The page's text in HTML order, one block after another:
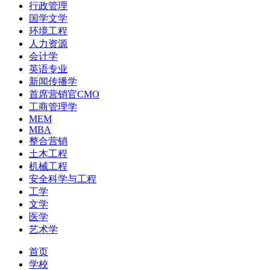
行政管理
国学文学
环境工程
人力资源
会计学
英语专业
新闻传播学
首席营销官CMO
工商管理学
MEM
MBA
整合营销
土木工程
机械工程
安全科学与工程
工学
文学
医学
艺术学
首页
学校